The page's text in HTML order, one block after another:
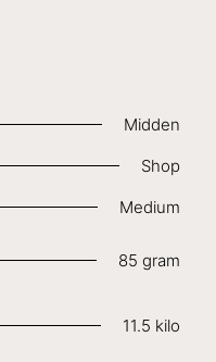
Midden
Shop
Medium
85 gram
11.5 kilo